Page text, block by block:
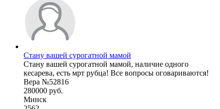
Стану вашей сурогатной мамой
Стану вашей сурогатной мамой, наличие одного
кесарева, есть мрт рубца! Все вопросы оговариваются!
Вера №52816
280000 руб.
Минск